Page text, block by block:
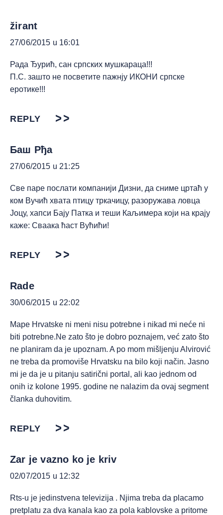
žirant
27/06/2015 u 16:01
Рада Ђурић, сан српских мушкараца!!!
П.С. зашто не посветите пажнју ИКОНИ српске
еротике!!!
REPLY
Баш Рђа
27/06/2015 u 21:25
Све паре послати компанији Дизни, да сниме цртаћ у
ком Вучић хвата птицу тркачицу, разоружава ловца
Јоцу, хапси Бају Патка и теши Каљимера који на крају
каже: Сваака ћаст Вућићи!
REPLY
Rade
30/06/2015 u 22:02
Mape Hrvatske ni meni nisu potrebne i nikad mi neće ni
biti potrebne.Ne zato što je dobro poznajem, već zato što
ne planiram da je upoznam. A po mom mišljenju Alvirović
ne treba da promoviše Hrvatsku na bilo koji način. Jasno
mi je da je u pitanju satirični portal, ali kao jednom od
onih iz kolone 1995. godine ne nalazim da ovaj segment
članka duhovitim.
REPLY
Zar je vazno ko je kriv
02/07/2015 u 12:32
Rts-u je jedinstvena televizija . Njima treba da placamo
pretplatu za dva kanala kao za pola kablovske a pritome